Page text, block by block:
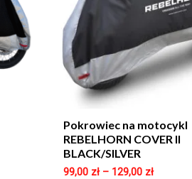
Pokrowiec na motocykl
REBELHORN COVER II
BLACK/SILVER
99,00 zł– 129,00 zł